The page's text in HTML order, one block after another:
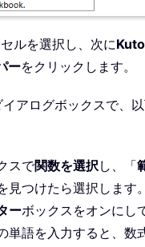
ルを選択し、次に
ーをクリックします。
イアログボックスで、
スで関数を選択 し、「
見つけたら選択します。
ーボックスをオンにし
単語を入力すると、数